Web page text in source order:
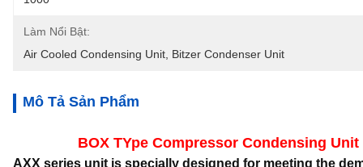
Làm Nổi Bật:
Air Cooled Condensing Unit Bitzer Condenser Unit
Mô Tả Sản Phẩm
BOX TYpe Compressor Condensing Unit
AXX series unit is specially designed for meeting the